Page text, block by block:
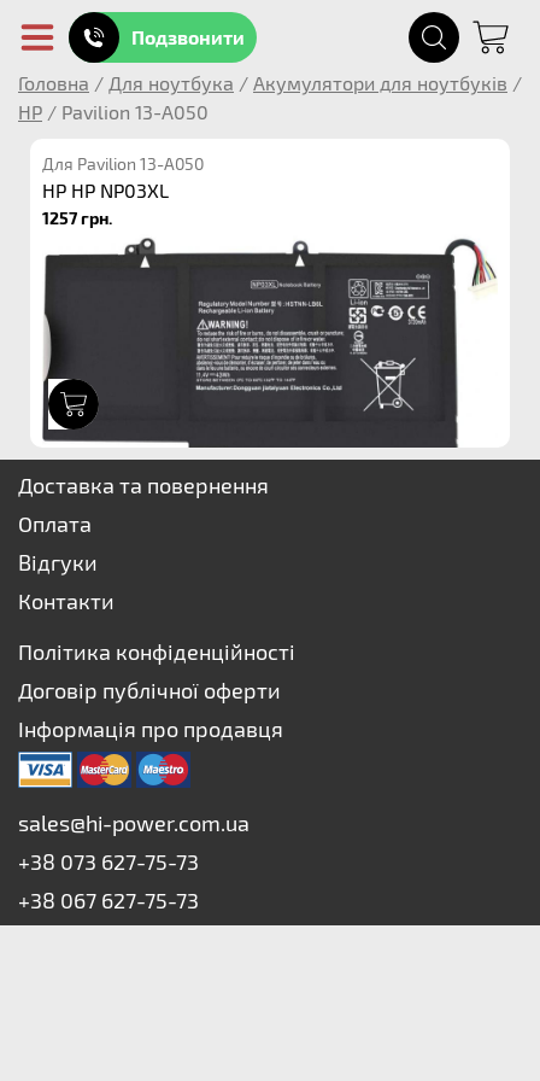
Подзвонити
Головна / Для ноутбука / Акумулятори для ноутбуків /
HP / Pavilion 13-A050
Для Pavilion 13-A050
HP HP NP03XL
1257 грн.
Доставка та повернення
Оплата
Відгуки
Контакти
Політика конфіденційності
Договір публічної оферти
Інформація про продавця
sales@hi-power.com.ua
+38 073 627-75-73
+38 067 627-75-73